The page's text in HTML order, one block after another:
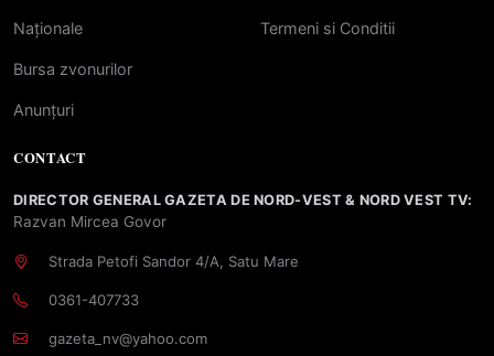
Naționale
Bursa zvonurilor
Anunțuri
Termeni si Conditii
CONTACT
DIRECTOR GENERAL GAZETA DE NORD-VEST & NORD VEST TV:
Razvan Mircea Govor
Strada Petofi Sandor 4/A, Satu Mare
0361-407733
gazeta_nv@yahoo.com